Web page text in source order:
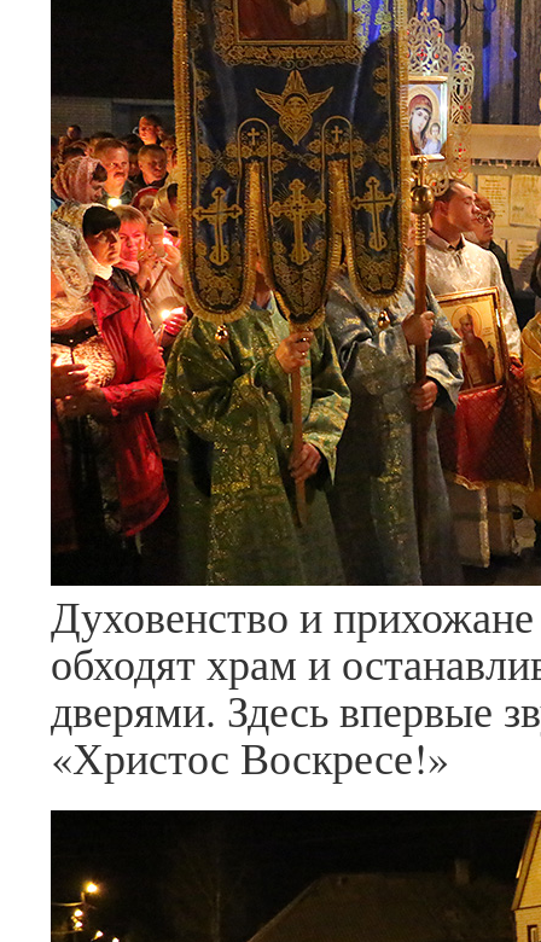
Духовенство и
обходят храм и
дверями. Здесь впервые
«Христос Воскресе!»